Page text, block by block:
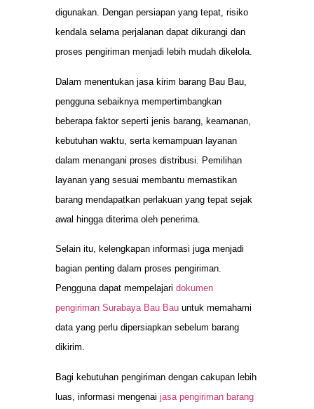
digunakan. Dengan persiapan yang tepat, risiko
kendala selama perjalanan dapat dikurangi dan
proses pengiriman menjadi lebih mudah dikelola.
Dalam menentukan jasa kirim barang Bau Bau,
pengguna sebaiknya mempertimbangkan
beberapa faktor seperti jenis barang, keamanan,
kebutuhan waktu, serta kemampuan layanan
dalam menangani proses distribusi. Pemilihan
layanan yang sesuai membantu memastikan
barang mendapatkan perlakuan yang tepat sejak
awal hingga diterima oleh penerima.
Selain itu, kelengkapan informasi juga menjadi
bagian penting dalam proses pengiriman.
Pengguna dapat mempelajari dokumen
pengiriman Surabaya Bau Bau untuk memahami
data yang perlu dipersiapkan sebelum barang
dikirim.
Bagi kebutuhan pengiriman dengan cakupan lebih
luas, informasi mengenai jasa pengiriman barang